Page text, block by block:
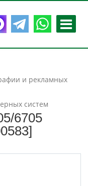
и рекламных
систем
6705